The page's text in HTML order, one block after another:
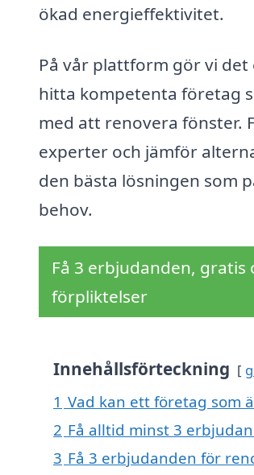
ökad energieffektivitet.
På vår plattform gör vi
hitta kompetenta företag
med att renovera fönster.
experter och jämför
den bästa lösningen som
behov.
Få 3 erbjudanden, gratis
förpliktelser
Innehållsförteckning
1 Vad kan ett företag som
2 Få alltid minst 3
3 Få 3 erbjudanden för